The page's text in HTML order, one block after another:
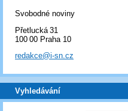
Svobodné noviny
Přetlucká 31
100 00 Praha 10
redakce@i-sn.cz
Vyhledávání